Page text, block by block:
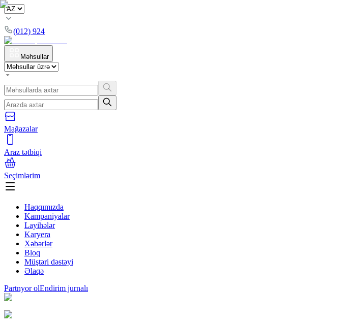
(012) 924
Məhsullar
Mağazalar
Araz tətbiqi
Seçimlərim
Haqqımızda
Kampaniyalar
Layihələr
Karyera
Xəbərlər
Bloq
Müştəri dəstəyi
Əlaqə
Partnyor olEndirim jurnalı